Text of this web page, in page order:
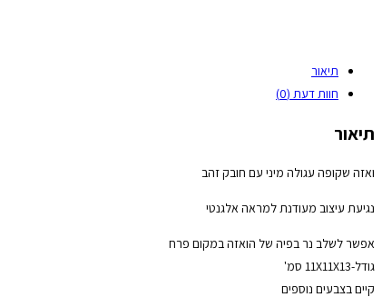
תיאור
חוות דעת (0)
תיאור
ואזה שקופה עגולה מיני עם חובק זהב
נגיעת עיצוב מעודנת למראה אלגנטי
אפשר לשלב נר בפיה של הואזה במקום פרח
גודל-11X11X13 סמ'
קיים בצבעים נוספים